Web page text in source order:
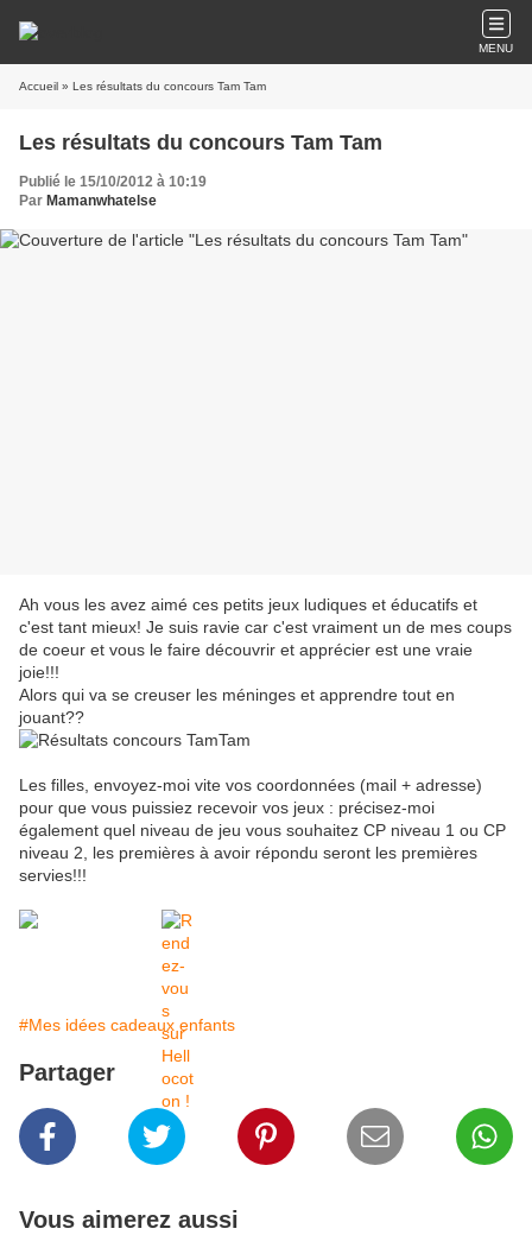
MENU
Accueil » Les résultats du concours Tam Tam
Les résultats du concours Tam Tam
Publié le 15/10/2012 à 10:19
Par Mamanwhatelse
Ah vous les avez aimé ces petits jeux ludiques et éducatifs et
c'est tant mieux! Je suis ravie car c'est vraiment un de mes coups
de coeur et vous le faire découvrir et apprécier est une vraie
joie!!!
Alors qui va se creuser les méninges et apprendre tout en
jouant??
Les filles, envoyez-moi vite vos coordonnées (mail + adresse)
pour que vous puissiez recevoir vos jeux : précisez-moi
également quel niveau de jeu vous souhaitez CP niveau 1 ou CP
niveau 2, les premières à avoir répondu seront les premières
servies!!!
#Mes idées cadeaux enfants
Partager
Vous aimerez aussi